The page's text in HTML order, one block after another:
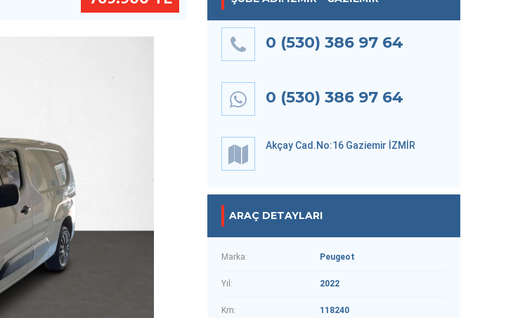
0 (530) 386 97 64
0 (530) 386 97 64
Akçay Cad.No:16 Gaziemir İZMİR
ARAÇ DETAYLARI
Marka: Peugeot
Yıl: 2022
Km: 118240